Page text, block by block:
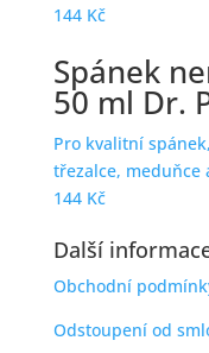
144 Kč
Spánek
50 ml Dr.
Pro kvalitní
třezalce, meduňce
144 Kč
Další
Obchodní
Odstoupení od